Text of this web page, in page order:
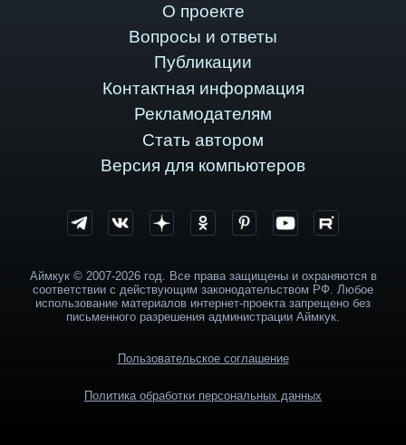
О проекте
Вопросы и ответы
Публикации
Контактная информация
Рекламодателям
Стать автором
Версия для компьютеров
Аймкук © 2007-2026 год. Все права защищены и охраняются в
соответствии с действующим законодательством РФ. Любое
использование материалов интернет-проекта запрещено без
письменного разрешения администрации Аймкук.
Пользовательское соглашение
Политика обработки персональных данных